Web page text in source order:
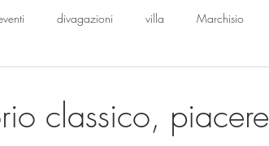
divagazioni villa Marchisio
classico, piacere